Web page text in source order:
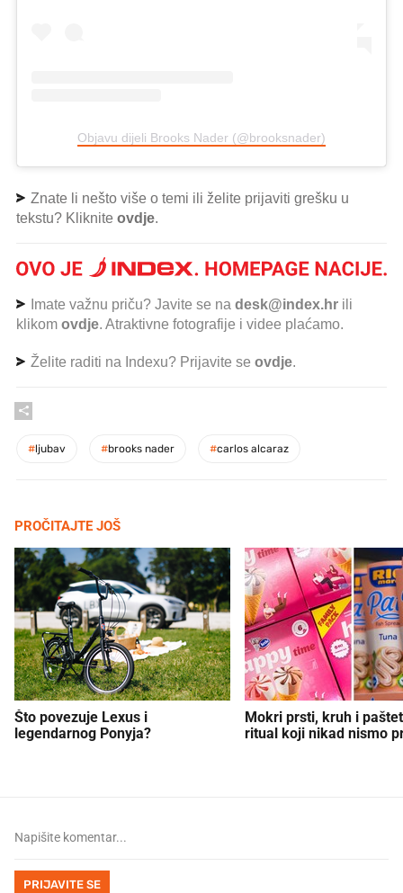
Objavu dijeli Brooks Nader (@brooksnader)
Znate li nešto više o temi ili želite prijaviti grešku u
tekstu? Kliknite ovdje.
Imate važnu priču? Javite se na desk@index.hr ili
klikom ovdje. Atraktivne fotografije i videe plaćamo.
Želite raditi na Indexu? Prijavite se ovdje.
#ljubav #brooks nader #carlos alcaraz
PROČITAJTE JOŠ
Što povezuje Lexus i
legendarnog Ponyja?
Mokri prsti, kruh i
ritual koji nikad nismo
PRIJAVITE SE